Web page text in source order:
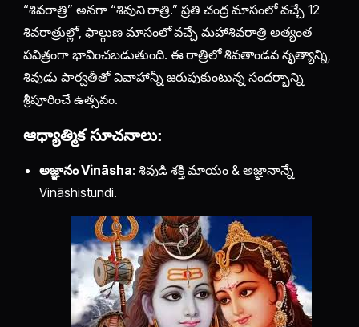
“శివరాత్రి” అనగా “శివుని రాత్రి.” ప్రతి చంద్ర మాసంలో వచ్చే 12
శివరాత్రుల్లో, ఫాల్గుణ మాసంలో వచ్చే మహాశివరాత్రి అత్యంత
పవిత్రంగా భావించబడుతుంది. ఈ రాత్రిలో శివతాండవ నృత్యాన్ని,
శివుడు పార్వతీతో వివాహాన్నీ జరుపుకుంటున్న సందర్భాన్ని
శ్రీపూరించే ఉత్సవం.
ఆధ్యాత్మిక సూచనాలు:
అజ్ఞానం Vināsha: శివుడి శక్తి మాయం & అజ్ఞానాన్నే
Vināshistundi.